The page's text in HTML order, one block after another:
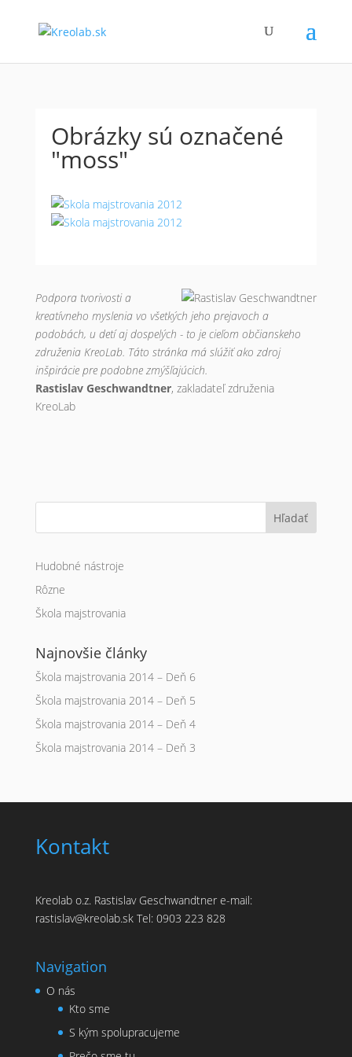
Obrázky sú označené
"moss"
Podpora tvorivosti a
kreatívneho myslenia vo všetkých jeho prejavoch a
podobách, u detí aj dospelých - to je cieľom občianskeho
združenia KreoLab. Táto stránka má slúžiť ako zdroj
inšpirácie pre podobne zmýšľajúcich.
Rastislav Geschwandtner, zakladateľ združenia
KreoLab
Hľadať
Hudobné nástroje
Rôzne
Škola majstrovania
Najnovšie články
Škola majstrovania 2014 – Deň 6
Škola majstrovania 2014 – Deň 5
Škola majstrovania 2014 – Deň 4
Škola majstrovania 2014 – Deň 3
Kontakt
Kreolab o.z. Rastislav Geschwandtner e-mail:
rastislav@kreolab.sk Tel: 0903 223 828
Navigation
O nás
Kto sme
S kým spolupracujeme